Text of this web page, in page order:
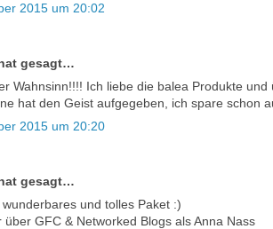
2015 um 20:02
gesagt…
Wahnsinn!!!! Ich liebe die balea Produkte
hat den Geist aufgegeben, ich spare schon
2015 um 20:20
gesagt…
und tolles Paket :)
über GFC & Networked Blogs als Anna Nass